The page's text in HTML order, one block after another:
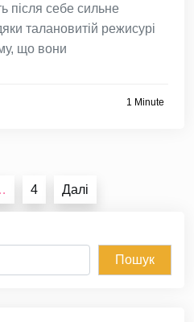
після себе сильне
талановитій режисурі
що вони
1 Minute
4 Далі
Пошук